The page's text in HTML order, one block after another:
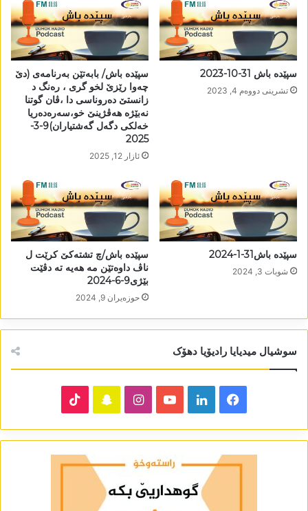
سپێدە باش 31-10-2023
تشرینی دووه‌م 4, 2023
سپێدە باش/ بابەتێن بەرنامەی (دێ
چەوا رێزێ لخو گری ، رەنگ د
زانستێ دەروناسی دا ،ڤان گوتنا
نەبێژە ھەڤژینێ خو،سەرەدەریا
خەلکی دگەل گەشتیاران)9-3-
2025
ئازار 12, 2025
سپێدە باش31-1-2024
شوبات 3, 2024
سپێدە باش/چ تشتەکێ کرێت ل
ناڤ داوەتێن مە ھەیە تە دڤێت
بێژی9-6-2024
حوزه‌یران 9, 2024
سوشیال میدیایا رادیۆیا دھۆک
Facebook
LinkedIn
YouTube
Instagram
Snapchat